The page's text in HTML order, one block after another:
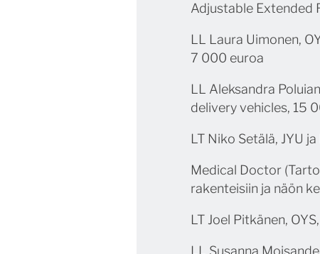
Adjustable Extended
LL Laura Uimonen,
7 000 euroa
LL Aleksandra
delivery vehicles, 15
LT Niko Setälä, JYU
Medical Doctor
rakenteisiin ja näön
LT Joel Pitkänen,
LL Susanna